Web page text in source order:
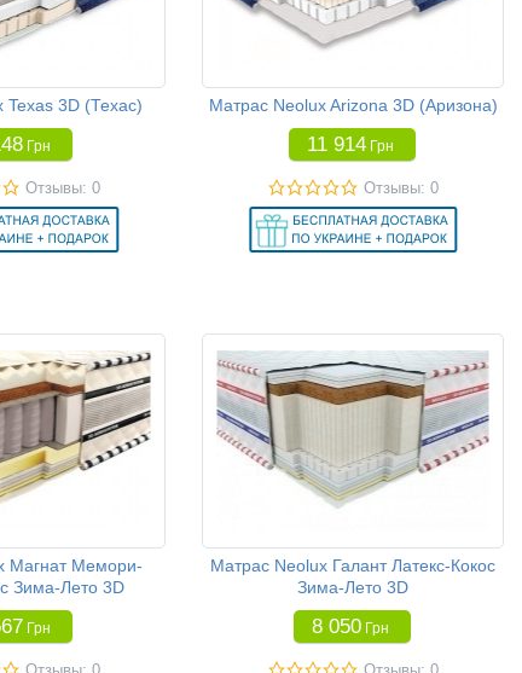
Texas 3D (Техас)
Грн
Отзывы: 0
Матрас Neolux Arizona 3D (Аризона)
11 914 Грн
Отзывы: 0
Магнат Мемори-
Зима-Лето 3D
Грн
Матрас Neolux Галант Латекс-Кокос
Зима-Лето 3D
8 050 Грн